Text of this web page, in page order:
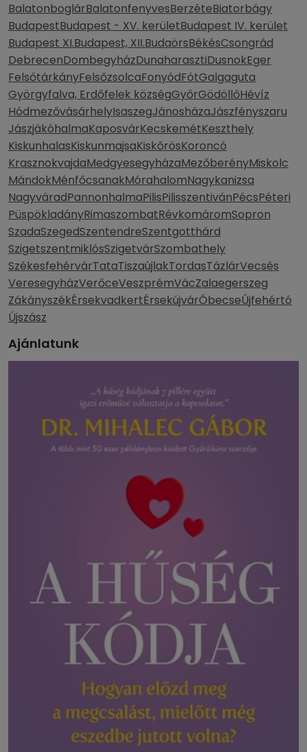
BalatonboglárBalatonfenyvesBerzéteBiatorbágy
BudapestBudapest - XV. kerületBudapest IV. kerület
Budapest XI.Budapest, XII.BudaörsBékésCsongrád
DebrecenDombegyházDunaharasztiDusnokEger
FelsőtárkányFelsőzsolcaFonyódFótGalgaguta
Györgyfalva, Erdőfelek községGyőrGödöllőHévíz
HódmezővásárhelyIsaszegJánosházaJászfényszaru
JászjákóhalmaKaposvárKecskemétKeszthely
KiskunhalasKiskunmajsaKiskőrösKoroncó
KrasznokvajdaMedgyesegyházaMezőberényMiskolc
MándokMénfőcsanakMórahalomNagykanizsa
NagyváradPannonhalmaPilisPilisszentivánPécsPéteri
PüspökladányRimaszombatRévkomáromSopron
SzadaSzegedSzentendreSzentgotthárd
SzigetszentmiklósSzigetvárSzombathely
SzékesfehérvárTataTiszaújlakTordasTázlárVecsés
VeresegyházVerőceVeszprémVácZalaegerszeg
ZákányszékÉrsekvadkertÉrsekújvárÓbecseÚjfehértó
Újszász
Ajánlatunk